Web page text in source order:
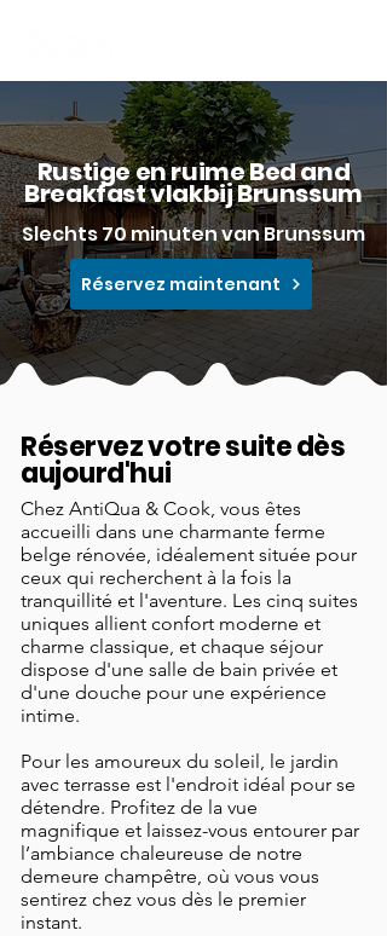
Rustige en ruime Bed and
Breakfast vlakbij Brunssum
Slechts 70 minuten van Brunssum
Réservez maintenant
Réservez votre suite dès
aujourd'hui
Chez AntiQua & Cook, vous êtes
accueilli dans une charmante ferme
belge rénovée, idéalement située pour
ceux qui recherchent à la fois la
tranquillité et l'aventure. Les cinq suites
uniques allient confort moderne et
charme classique, et chaque séjour
dispose d'une salle de bain privée et
d'une douche pour une expérience
intime.
​Pour les amoureux du soleil, le jardin
avec terrasse est l'endroit idéal pour se
détendre. Profitez de la vue
magnifique et laissez-vous entourer par
l’ambiance chaleureuse de notre
demeure champêtre, où vous vous
sentirez chez vous dès le premier
instant.